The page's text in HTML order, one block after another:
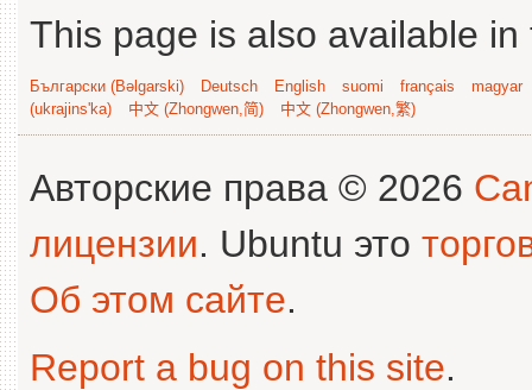
This page is also available
Български (Bəlgarski) Deutsch English suomi français
magyar
(ukrajins'ka)
中文 (Zhongwen,简) 中文 (Zhongwen,繁)
Авторские права © 2026
лицензии. Ubuntu это
Об этом сайте.
Report a bug on this site.